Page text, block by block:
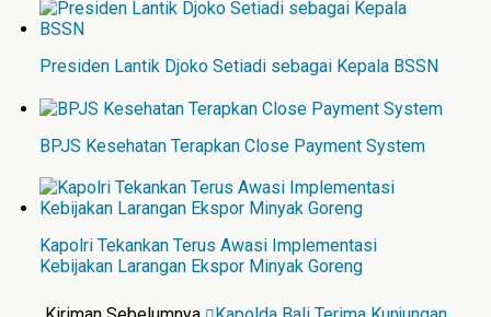
Presiden Lantik Djoko Setiadi sebagai Kepala BSSN
BPJS Kesehatan Terapkan Close Payment System
Kapolri Tekankan Terus Awasi Implementasi
Kebijakan Larangan Ekspor Minyak Goreng